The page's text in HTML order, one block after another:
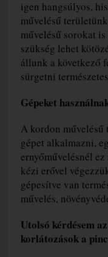
igen hangsúlyos,
művelésű
művelésű sorokat
szükség lehet
állunk a következő
sürgetni
Gépeket
A kordon
gépet alkalmazni,
ernyőművelésnél
kézi erővel
gépesítve van
művelés,
Utolsó kérdésem
korlátozások a